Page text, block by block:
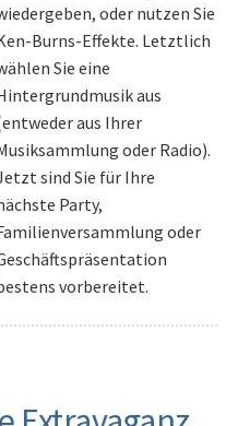
oder nutzen Sie
Burns-Effekte. Letztlich
Sie eine
aus
aus Ihrer
oder Radio).
sind Sie für Ihre
Party,
oder
vorbereitet.